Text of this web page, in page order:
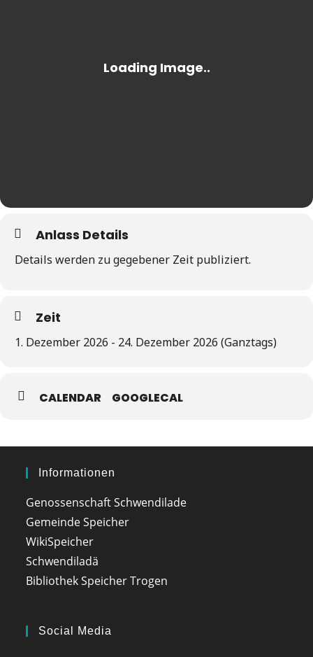
Anlass Details
Details werden zu gegebener Zeit publiziert.
Zeit
1. Dezember 2026 - 24. Dezember 2026 (Ganztags)
CALENDAR GOOGLECAL
Informationen
Genossenschaft Schwendilade
Gemeinde Speicher
WikiSpeicher
Schwendiladä
Bibliothek Speicher Trogen
Social Media